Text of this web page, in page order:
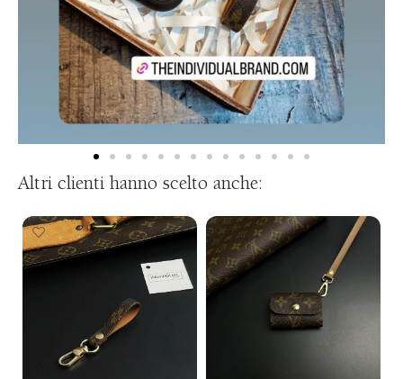
Altri clienti hanno scelto anche: